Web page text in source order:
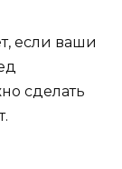
если ваши
сделать